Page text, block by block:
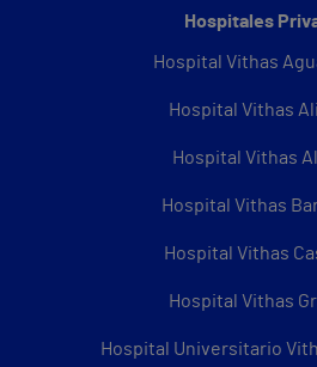
Hospitales
Hospital Vithas
Hospital Vithas
Hospital Vithas
Hospital Vithas
Hospital Vithas
Hospital Vithas
Hospital Universitario